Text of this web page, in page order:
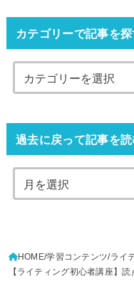
カテゴリーで記事を探
過去に戻って記事を読
HOME 学習コンテンツ ライ
【ライティング初心者講座】